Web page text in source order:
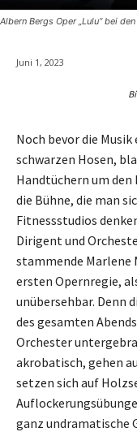
Albern Bergs Oper „Lulu“ bei
Juni 1, 2023
Noch bevor die
schwarzen Hosen,
Handtüchern um den
die Bühne, die man
Fitnessstudios
Dirigent und
stammende Marlene
ersten Opernregie,
unübersehbar. Denn
des gesamten
Orchester
akrobatisch, gehen
setzen sich auf
ganz undramatische